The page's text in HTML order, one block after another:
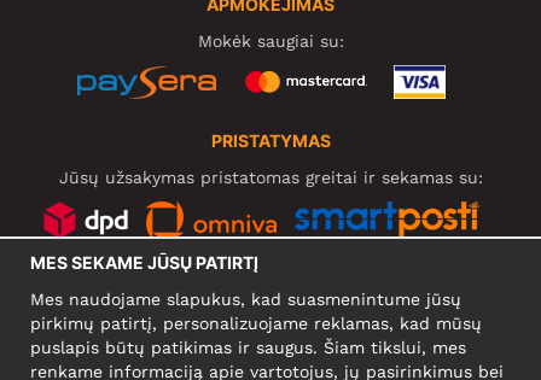
APMOKĖJIMAS
Mokėk saugiai su:
PRISTATYMAS
Jūsų užsakymas pristatomas greitai ir sekamas su:
MES SEKAME JŪSŲ PATIRTĮ
Mes naudojame slapukus, kad suasmenintume jūsų
pirkimų patirtį, personalizuojame reklamas, kad mūsų
puslapis būtų patikimas ir saugus. Šiam tikslui, mes
renkame informaciją apie vartotojus, jų pasirinkimus bei